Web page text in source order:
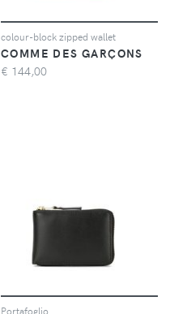
colour-block zipped wallet
COMME DES GARÇONS
€ 144,00
Portafoglio